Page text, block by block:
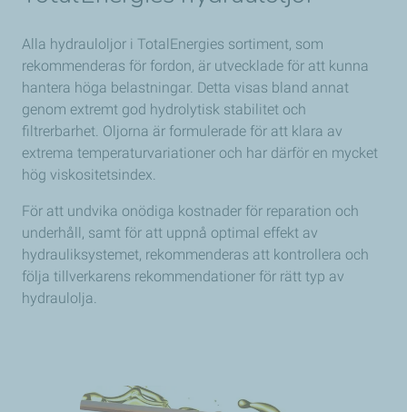
Alla hydrauloljor i TotalEnergies sortiment, som
rekommenderas för fordon, är utvecklade för att kunna
hantera höga belastningar. Detta visas bland annat
genom extremt god hydrolytisk stabilitet och
filtrerbarhet. Oljorna är formulerade för att klara av
extrema temperaturvariationer och har därför en mycket
hög viskositetsindex.
För att undvika onödiga kostnader för reparation och
underhåll, samt för att uppnå optimal effekt av
hydrauliksystemet, rekommenderas att kontrollera och
följa tillverkarens rekommendationer för rätt typ av
hydraulolja.